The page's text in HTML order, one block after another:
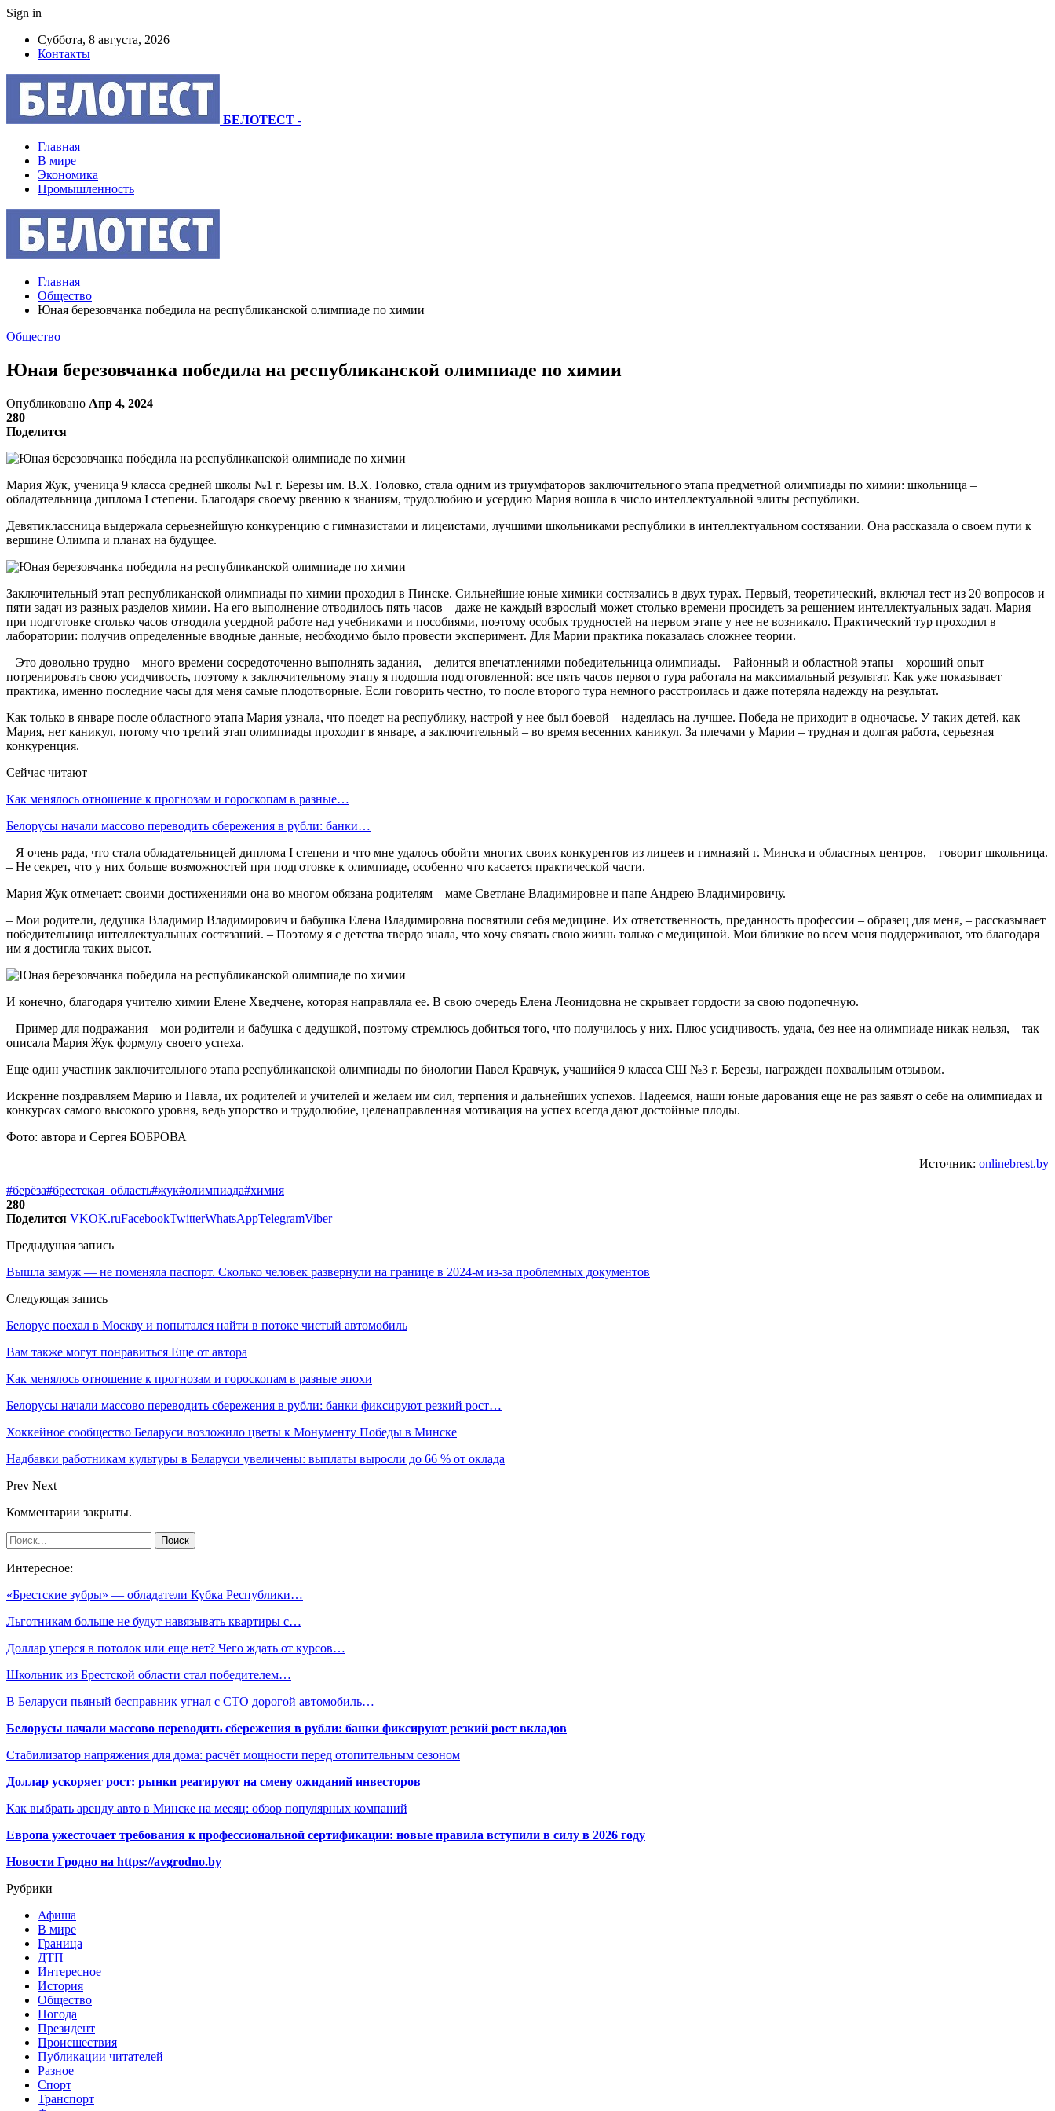
Sign in
Суббота, 8 августа, 2026
Контакты
БЕЛОТЕСТ -
Главная
В мире
Экономика
Промышленность
Главная
Общество
Юная березовчанка победила на республиканской олимпиаде по химии
Общество
Юная березовчанка победила на республиканской олимпиаде по химии
Опубликовано Апр 4, 2024
280
Поделится
Мария Жук, ученица 9 класса средней школы №1 г. Березы им. В.Х. Головко, стала одним из триумфаторов заключительного этапа предметной олимпиады по химии: школьница –
обладательница диплома І степени. Благодаря своему рвению к знаниям, трудолюбию и усердию Мария вошла в число интеллектуальной элиты республики.
Девятиклассница выдержала серьезнейшую конкуренцию с гимназистами и лицеистами, лучшими школьниками республики в интеллектуальном состязании. Она рассказала о своем пути к
вершине Олимпа и планах на будущее.
Заключительный этап республиканской олимпиады по химии проходил в Пинске. Сильнейшие юные химики состязались в двух турах. Первый, теоретический, включал тест из 20 вопросов и
пяти задач из разных разделов химии. На его выполнение отводилось пять часов – даже не каждый взрослый может столько времени просидеть за решением интеллектуальных задач. Мария
при подготовке столько часов отводила усердной работе над учебниками и пособиями, поэтому особых трудностей на первом этапе у нее не возникало. Практический тур проходил в
лаборатории: получив определенные вводные данные, необходимо было провести эксперимент. Для Марии практика показалась сложнее теории.
– Это довольно трудно – много времени сосредоточенно выполнять задания, – делится впечатлениями победительница олимпиады. – Районный и областной этапы – хороший опыт
потренировать свою усидчивость, поэтому к заключительному этапу я подошла подготовленной: все пять часов первого тура работала на максимальный результат. Как уже показывает
практика, именно последние часы для меня самые плодотворные. Если говорить честно, то после второго тура немного расстроилась и даже потеряла надежду на результат.
Как только в январе после областного этапа Мария узнала, что поедет на республику, настрой у нее был боевой – надеялась на лучшее. Победа не приходит в одночасье. У таких детей, как
Мария, нет каникул, потому что третий этап олимпиады проходит в январе, а заключительный – во время весенних каникул. За плечами у Марии – трудная и долгая работа, серьезная
конкуренция.
Сейчас читают
Как менялось отношение к прогнозам и гороскопам в разные…
Белорусы начали массово переводить сбережения в рубли: банки…
– Я очень рада, что стала обладательницей диплома І степени и что мне удалось обойти многих своих конкурентов из лицеев и гимназий г. Минска и областных центров, – говорит школьница.
– Не секрет, что у них больше возможностей при подготовке к олимпиаде, особенно что касается практической части.
Мария Жук отмечает: своими достижениями она во многом обязана родителям – маме Светлане Владимировне и папе Андрею Владимировичу.
– Мои родители, дедушка Владимир Владимирович и бабушка Елена Владимировна посвятили себя медицине. Их ответственность, преданность профессии – образец для меня, – рассказывает
победительница интеллектуальных состязаний. – Поэтому я с детства твердо знала, что хочу связать свою жизнь только с медициной. Мои близкие во всем меня поддерживают, это благодаря
им я достигла таких высот.
И конечно, благодаря учителю химии Елене Хведчене, которая направляла ее. В свою очередь Елена Леонидовна не скрывает гордости за свою подопечную.
– Пример для подражания – мои родители и бабушка с дедушкой, поэтому стремлюсь добиться того, что получилось у них. Плюс усидчивость, удача, без нее на олимпиаде никак нельзя, – так
описала Мария Жук формулу своего успеха.
Еще один участник заключительного этапа республиканской олимпиады по биологии Павел Кравчук, учащийся 9 класса СШ №3 г. Березы, награжден похвальным отзывом.
Искренне поздравляем Марию и Павла, их родителей и учителей и желаем им сил, терпения и дальнейших успехов. Надеемся, наши юные дарования еще не раз заявят о себе на олимпиадах и
конкурсах самого высокого уровня, ведь упорство и трудолюбие, целенаправленная мотивация на успех всегда дают достойные плоды.
Фото: автора и Сергея БОБРОВА
Источник: onlinebrest.by
#берёза#брестская_область#жук#олимпиада#химия
280
Поделится VKOK.ruFacebookTwitterWhatsAppTelegramViber
Предыдущая запись
Вышла замуж — не поменяла паспорт. Сколько человек развернули на границе в 2024-м из-за проблемных документов
Следующая запись
Белорус поехал в Москву и попытался найти в потоке чистый автомобиль
Вам также могут понравиться Еще от автора
Как менялось отношение к прогнозам и гороскопам в разные эпохи
Белорусы начали массово переводить сбережения в рубли: банки фиксируют резкий рост…
Хоккейное сообщество Беларуси возложило цветы к Монументу Победы в Минске
Надбавки работникам культуры в Беларуси увеличены: выплаты выросли до 66 % от оклада
Prev Next
Комментарии закрыты.
Интересное:
«Брестские зубры» — обладатели Кубка Республики…
Льготникам больше не будут навязывать квартиры с…
Доллар уперся в потолок или еще нет? Чего ждать от курсов…
Школьник из Брестской области стал победителем…
В Беларуси пьяный бесправник угнал с СТО дорогой автомобиль…
Белорусы начали массово переводить сбережения в рубли: банки фиксируют резкий рост вкладов
Стабилизатор напряжения для дома: расчёт мощности перед отопительным сезоном
Доллар ускоряет рост: рынки реагируют на смену ожиданий инвесторов
Как выбрать аренду авто в Минске на месяц: обзор популярных компаний
Европа ужесточает требования к профессиональной сертификации: новые правила вступили в силу в 2026 году
Новости Гродно на https://avgrodno.by
Рубрики
Афиша
В мире
Граница
ДТП
Интересное
История
Общество
Погода
Президент
Происшествия
Публикации читателей
Разное
Спорт
Транспорт